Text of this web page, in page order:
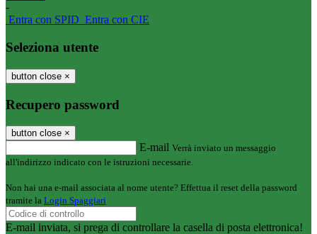
-
Entra con SPID Entra con CIE
Seleziona utente
button close ×
Recupero password
button close ×
E-mail Verrà inviato un messaggio
all'indirizzo indicato con le istruzioni necessarie.
Non hai una e-mail associata al nome utente? Effettua il reset della password
tramite la Login Spaggiari
E-mail inviata, si prega di controllare la casella di posta elettronica!